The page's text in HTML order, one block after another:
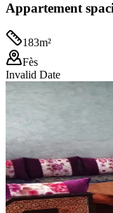
Appartement
183m²
Fès
Invalid Date